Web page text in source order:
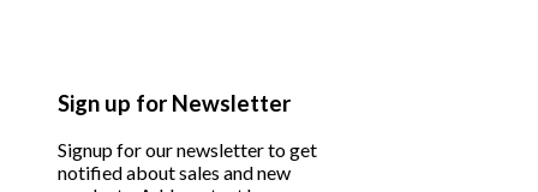
Sign up for Newsletter
Signup for our newsletter to get
notified about sales and new